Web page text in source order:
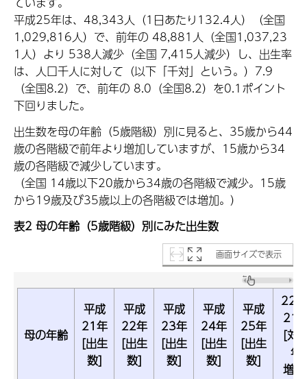
平成25年は、48,343人（1日あたり132.4人）（全国
1,029,816人）で、前年の 48,881人（全国1,037,23
1人）より 538人減少（全国 7,415人減少）し、出生率
は、人口千人に対して（以下「千対」という。）7.9
（全国8.2）で、前年の 8.0（全国8.2）を0.1ポイント
下回りました。
出生数を母の年齢（5歳階級）別に見ると、35歳から44
歳の各階級で前年より増加していますが、15歳から34
歳の各階級で減少しています。
（全国 14歳以下20歳から34歳の各階級で減少。15歳
から19歳及び35歳以上の各階級では増加。）
表2 母の年齢（5歳階級）別にみた出生数
画面サイズで表示
母の年齢
平成
21年
[出生
数]
平成
22年
[出生
数]
平成
23年
[出生
数]
平成
24年
[出生
数]
平成
25年
[出生
数]
22
21
[対
年
増